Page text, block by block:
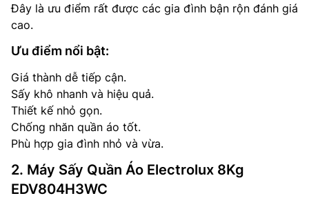
Đây là ưu điểm rất được các gia đình bận rộn đánh giá
cao.
Ưu điểm nổi bật:
Giá thành dễ tiếp cận.
Sấy khô nhanh và hiệu quả.
Thiết kế nhỏ gọn.
Chống nhăn quần áo tốt.
Phù hợp gia đình nhỏ và vừa.
2. Máy Sấy Quần Áo Electrolux 8Kg
EDV804H3WC